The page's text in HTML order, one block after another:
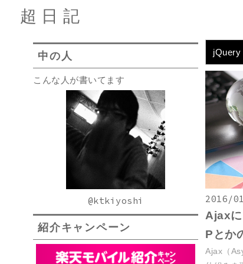
超日記
中の人
こんな人が書いてます
@ktkiyoshi
紹介キャンペーン
jQuery
2016/
Ajax
Pとか
Ajax（